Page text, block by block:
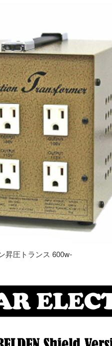
昇圧トランス 600w-